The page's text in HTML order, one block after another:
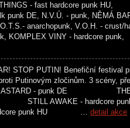
- fast hardcore punk HU,
punk DE, N.V.Ú. - punk, NĚMÁ
anarchopunk, V.O.H. - crust/
KOMPLEX VINY - hardcore punk,
STOP PUTIN! Benefiční festival
Putinovým zločinům. 3 scény,
- punk DE
STILL AWAKE - hardcore
punk HU … detail akce